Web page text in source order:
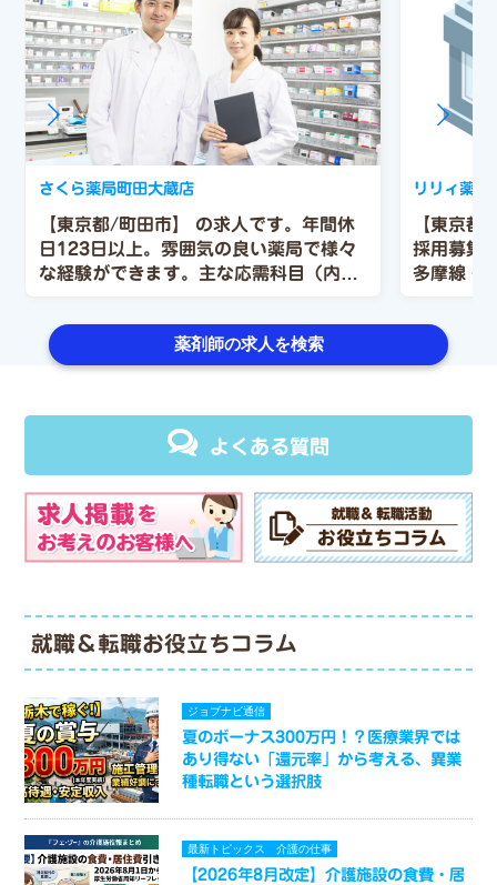
【東京都/町田市】 の求人です。年間休
日123日以上。雰囲気の良い薬局で様々
な経験ができます。主な応需科目（内科
さくら薬局町田大蔵店
【東京都
採用募集
多摩線 多
リリィ薬局
薬剤師の求人を検索
よくある質問
就職＆転職お役立ちコラム
ジョブナビ通信
夏のボーナス300万円！？医療業界では
あり得ない「還元率」から考える、異業
種転職という選択肢
最新トピックス 介護の仕事
【2026年8月改定】介護施設の食費・居